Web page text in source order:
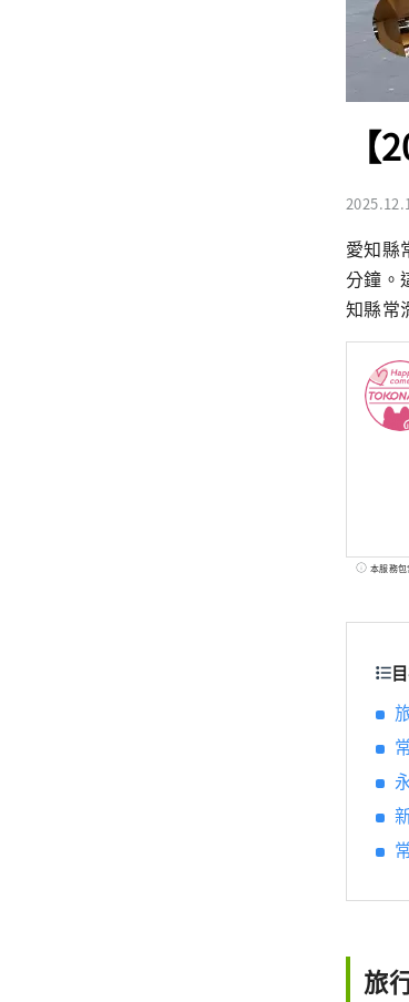
愛知縣
分鐘。
知縣常
本服務包
旅